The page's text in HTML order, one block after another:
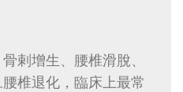
剌增生、腰椎滑脫、
椎退化，臨床上最常